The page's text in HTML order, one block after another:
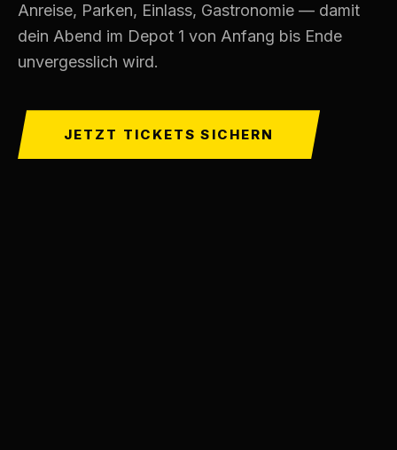
Anreise, Parken, Einlass, Gastronomie — damit
dein Abend im Depot 1 von Anfang bis Ende
unvergesslich wird.
JETZT TICKETS SICHERN